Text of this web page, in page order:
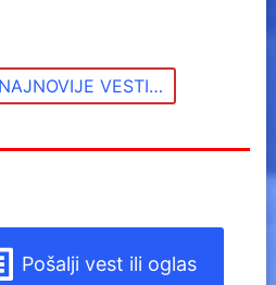
NAJNOVIJE VESTI…
Pošalji vest ili oglas